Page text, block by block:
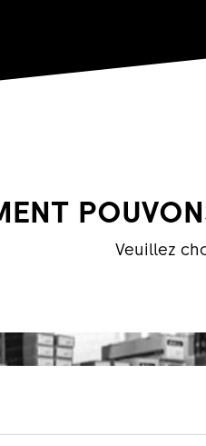
Veuillez